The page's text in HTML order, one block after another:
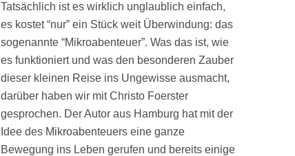
Tatsächlich ist es wirklich unglaublich einfach,
es kostet “nur” ein Stück weit Überwindung: das
sogenannte “Mikroabenteuer”. Was das ist, wie
es funktioniert und was den besonderen Zauber
dieser kleinen Reise ins Ungewisse ausmacht,
darüber haben wir mit Christo Foerster
gesprochen. Der Autor aus Hamburg hat mit der
Idee des Mikroabenteuers eine ganze
Bewegung ins Leben gerufen und bereits einige